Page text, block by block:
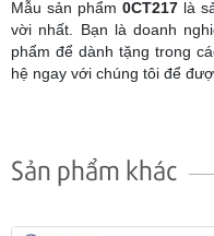
Mẫu sản phẩm 0CT217 là
vời nhất. Bạn là doanh
phẩm để dành tặng trong
hệ ngay với chúng tôi để
Sản phẩm khác